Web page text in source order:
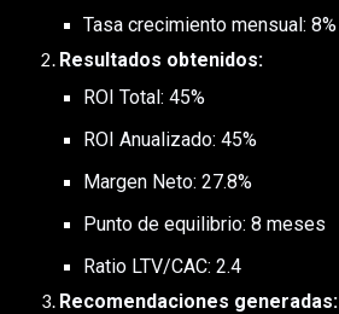
Tasa crecimiento mensual: 8%
Resultados obtenidos:
ROI Total: 45%
ROI Anualizado: 45%
Margen Neto: 27.8%
Punto de equilibrio: 8 meses
Ratio LTV/CAC: 2.4
Recomendaciones generadas: